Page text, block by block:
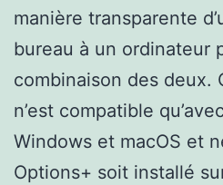
manière transparente
bureau à un ordinateur
combinaison des
n’est compatible
Windows et macOS et
Options+ soit installé